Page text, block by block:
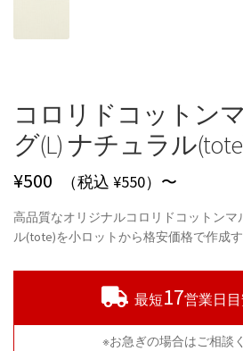
コロリドコットン
グ(L) ナチュラル
¥500 （税込 ¥550）〜
高品質なオリジナルコロリドコットンマ
ル(tote)を小ロットから格安価格で作成す
最短17営業日
※お急ぎの場合はご相談